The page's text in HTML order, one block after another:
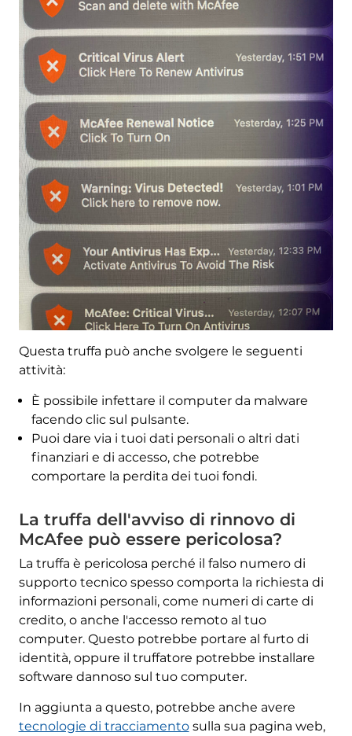
Questa truffa può anche svolgere le seguenti
attività:
È possibile infettare il computer da malware
facendo clic sul pulsante.
Puoi dare via i tuoi dati personali o altri dati
finanziari e di accesso, che potrebbe
comportare la perdita dei tuoi fondi.
La truffa dell'avviso di rinnovo di
McAfee può essere pericolosa?
La truffa è pericolosa perché il falso numero di
supporto tecnico spesso comporta la richiesta di
informazioni personali, come numeri di carte di
credito, o anche l'accesso remoto al tuo
computer. Questo potrebbe portare al furto di
identità, oppure il truffatore potrebbe installare
software dannoso sul tuo computer.
In aggiunta a questo, potrebbe anche avere
tecnologie di tracciamentosulla sua pagina web,